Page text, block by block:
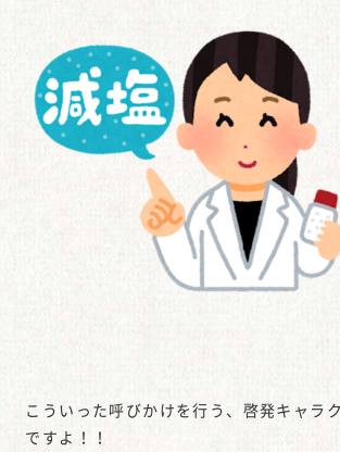
こういった呼びかけを行う、啓発キャラ
ですよ！！